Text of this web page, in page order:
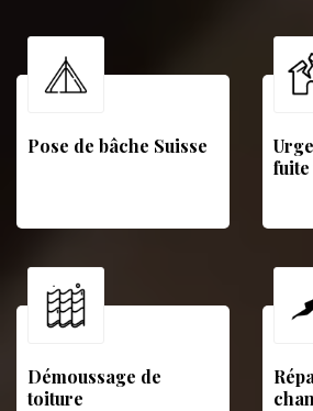
Pose de bâche Suisse
Démoussage de
toiture